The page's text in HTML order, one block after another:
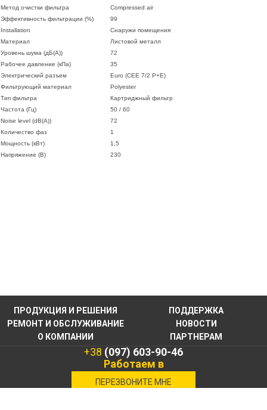
Метод очистки фильтра
Compressed air
Эффективность фильтрации (%)
99
Installation
Снаружи помещения
Материал
Листовой металл
Уровень шума (дБ(А))
72
Рабочее давление (кПа)
35
Электрический разъем
Euro (CEE 7/2 P+E)
Фильтрующий материал
Polyester
Тип фильтра
Картриджный фильтр
Частота (Гц)
50 / 60
Noise level (dB(A))
72
Количество фаз
1
Мощность (кВт)
1,5
Напряжение (В)
230
ПРОДУКЦИЯ И РЕШЕНИЯ
ПОДДЕРЖКА
РЕМОНТ И ОБСЛУЖИВАНИЕ
НОВОСТИ
О КОМПАНИИ
ПАРТНЕРАМ
+38 (097) 603-90-46
Работаем в
военное время
ПЕРЕЗВОНИТЕ МНЕ